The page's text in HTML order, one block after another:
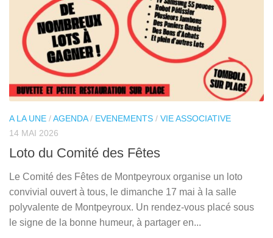
A LA UNE /AGENDA/ EVENEMENTS / VIE ASSOCIATIVE
14 MAI 2026
Loto du Comité des Fêtes
Le Comité des Fêtes de Montpeyroux organise un loto
convivial ouvert à tous, le dimanche 17 mai à la salle
polyvalente de Montpeyroux. Un rendez-vous placé sous
le signe de la bonne humeur, à partager en...